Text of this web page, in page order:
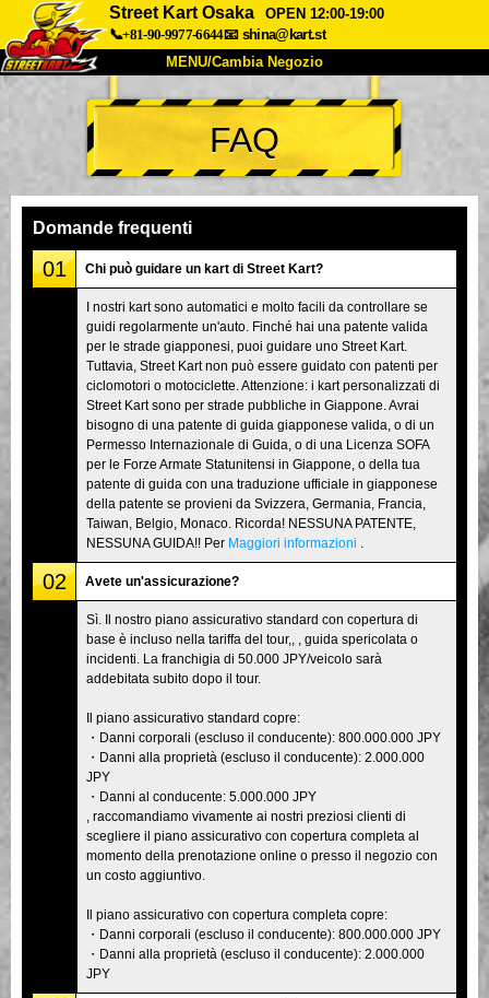
Street Kart Osaka
OPEN 12:00-19:00
📞+81-90-9977-6644📧 shina@kart.st
MENU/Cambia Negozio
INIZIO
Chi Siamo Specifiche Prezzo
Recensioni
Azienda
Tokyo Shinagawa Tokyo Akihabara#1
Tokyo Akihabara#2 Tokyo Shibuya
Tokyo Shibuya Annex Tokyo Bay
Tokyo Asakusa Osaka
Okinawa
FAQ
Domande frequenti
01 Chi può guidare un kart di Street Kart?
I nostri kart sono automatici e molto facili da controllare se
guidi regolarmente un'auto. Finché hai una patente valida
per le strade giapponesi, puoi guidare uno Street Kart.
Tuttavia, Street Kart non può essere guidato con patenti per
ciclomotori o motociclette. Attenzione: i kart personalizzati di
Street Kart sono per strade pubbliche in Giappone. Avrai
bisogno di una patente di guida giapponese valida, o di un
Permesso Internazionale di Guida, o di una Licenza SOFA
per le Forze Armate Statunitensi in Giappone, o della tua
patente di guida con una traduzione ufficiale in giapponese
della patente se provieni da Svizzera, Germania, Francia,
Taiwan, Belgio, Monaco. Ricorda! NESSUNA PATENTE,
NESSUNA GUIDA!! Per Maggiori informazioni
02 Avete un'assicurazione?
Sì. Il nostro piano assicurativo standard con copertura di
base è incluso nella tariffa del tour,, , guida spericolata o
incidenti. La franchigia di 50.000 JPY/veicolo sarà
addebitata subito dopo il tour.
Il piano assicurativo standard copre:
・Danni corporali (escluso il conducente): 800.000.000 JPY
・Danni alla proprietà (escluso il conducente): 2.000.000
JPY
・Danni al conducente: 5.000.000 JPY
, raccomandiamo vivamente ai nostri preziosi clienti di
scegliere il piano assicurativo con copertura completa al
momento della prenotazione online o presso il negozio con
un costo aggiuntivo.
Il piano assicurativo con copertura completa copre:
・Danni corporali (escluso il conducente): 800.000.000 JPY
・Danni alla proprietà (escluso il conducente): 2.000.000
JPY